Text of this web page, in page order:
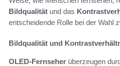
Bildqualität und das
entscheidende Rolle bei der Wahl
Bildqualität und
OLED-Fernseher überzeugen